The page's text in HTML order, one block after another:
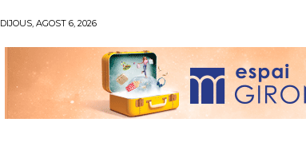
DIJOUS, AGOST 6, 2026